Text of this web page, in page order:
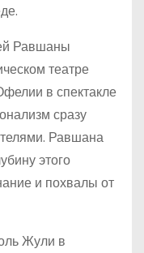
Равшаны
театре
в спектакле
сразу
Равшана
этого
и похвалы от
Жули в